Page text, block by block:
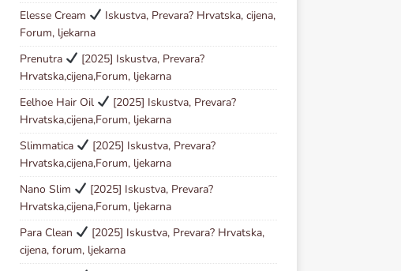
Elesse Cream
Iskustva, Prevara? Hrvatska, cijena,
Forum, ljekarna
Prenutra
[2025] Iskustva, Prevara?
Hrvatska,cijena,Forum, ljekarna
Eelhoe Hair Oil
[2025] Iskustva, Prevara?
Hrvatska,cijena,Forum, ljekarna
Slimmatica
[2025] Iskustva, Prevara?
Hrvatska,cijena,Forum, ljekarna
Nano Slim
[2025] Iskustva, Prevara?
Hrvatska,cijena,Forum, ljekarna
Para Clean
[2025] Iskustva, Prevara? Hrvatska,
cijena, forum, ljekarna